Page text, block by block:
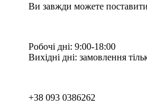
Ви завжди можете
Робочі дні: 9:00-18:00
Вихідні дні: замовлення
+38 093 0386262